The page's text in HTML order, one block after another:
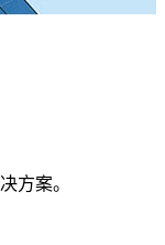
方案。